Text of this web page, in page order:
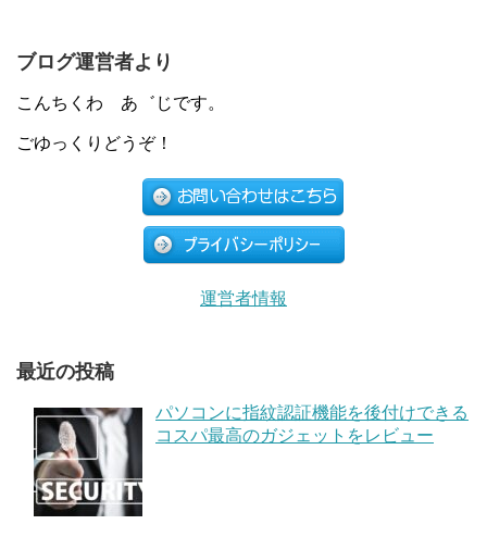
ブログ運営者より
こんちくわ あ゛じです。
ごゆっくりどうぞ！
運営者情報
最近の投稿
パソコンに指紋認証機能を後付けできる
コスパ最高のガジェットをレビュー